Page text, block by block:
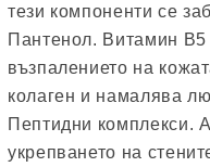
тези компоненти се
Пантенол. Витамин
възпалението на
колаген и намалява
Пептидни комплекси.
укрепването на